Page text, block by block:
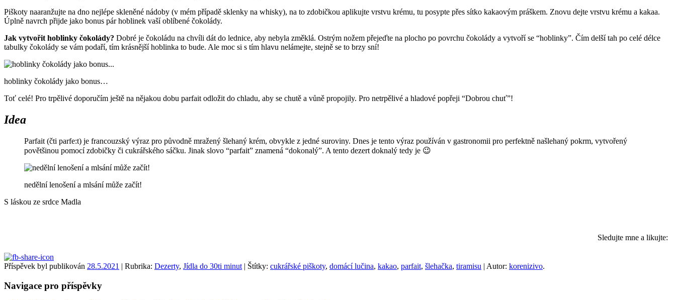
Piškoty naaranžujte na dno nejlépe skleněné nádoby (v mém případě sklenky na whisky), na to zdobičkou aplikujte vrstvu krému, tu posypte přes sítko kakaovým práškem. Znovu dejte vrstvu krému a kakaa.
Úplně navrch přijde jako bonus pár hoblinek vaší oblíbené čokolády.
Jak vytvořit hoblinky čokolády? Dobré je čokoládu na chvíli dát do lednice, aby nebyla změklá. Ostrým nožem přejeďte na plocho po povrchu čokolády a vytvoří se “hoblinky”. Čím delší tah po celé délce
tabulky čokolády se vám podaří, tím krásnější hoblinka to bude. Ale moc si s tím hlavu nelámejte, stejně se to brzy sní!
hoblinky čokolády jako bonus…
Toť celé! Pro trpělivé doporučím ještě na nějakou dobu parfait odložit do chladu, aby se chutě a vůně propojily. Pro netrpělivé a hladové popřeji “Dobrou chuť”!
Idea
Parfait (čti parfe:t) je francouzský výraz pro původně mražený šlehaný krém, obvykle z jedné suroviny. Dnes je tento výraz používán v gastronomii pro perfektně našlehaný pokrm, vytvořený
povětšinou pomocí zdobičky či cukrářského sáčku. Jinak slovo “parfait” znamená “dokonalý”. A tento dezert doknalý tedy je 😉
nedělní lenošení a mlsání může začít!
S láskou ze srdce Madla
Sledujte mne a likujte:
Příspěvek byl publikován 28.5.2021 | Rubrika: Dezerty, Jídla do 30ti minut | Štítky: cukrářské piškoty, domácí lučina, kakao, parfait, šlehačka, tiramisu | Autor: korenizivo.
Navigace pro příspěvky